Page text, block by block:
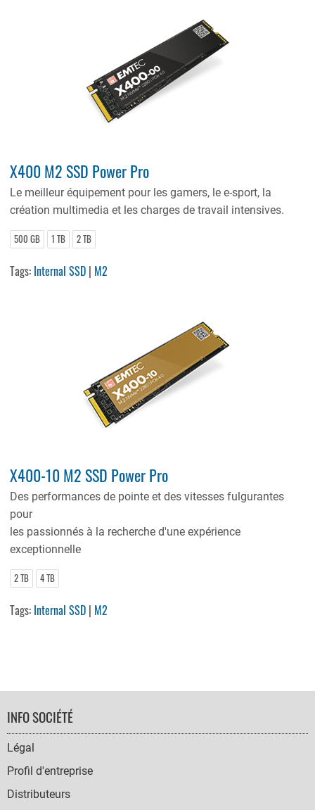
X400 M2 SSD Power Pro
Le meilleur équipement pour les gamers, le e-sport, la
création multimedia et les charges de travail intensives.
500 GB 1 TB 2 TB
Tags: Internal SSD | M2
X400-10 M2 SSD Power Pro
Des performances de pointe et des vitesses fulgurantes
pour
les passionnés à la recherche d'une expérience
exceptionnelle
2 TB 4 TB
Tags: Internal SSD | M2
FOOTER
NAVIGATION
INFO SOCIÉTÉ
Légal
Profil d'entreprise
Distributeurs